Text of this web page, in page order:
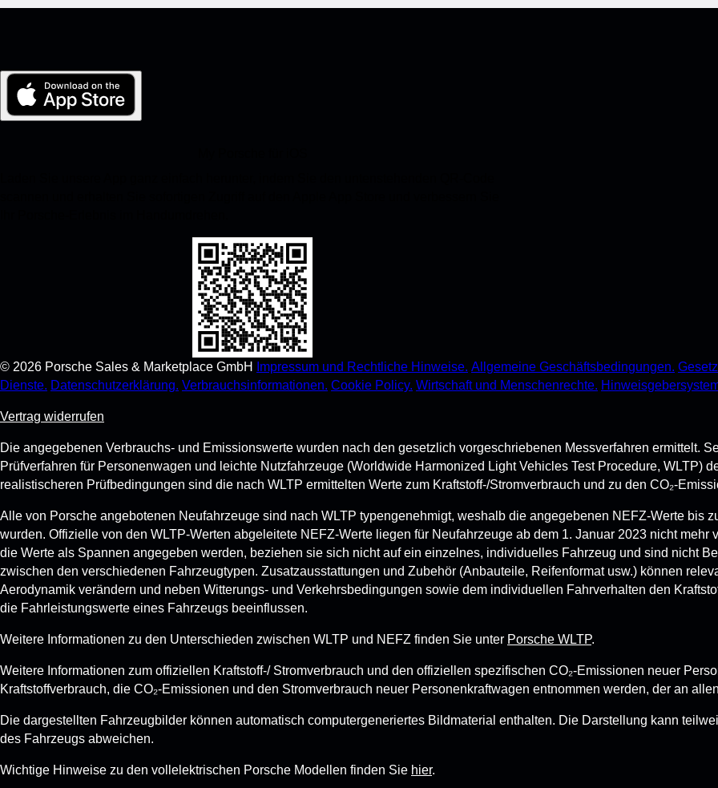
© 2026 Porsche Sales & Marketplace GmbH Impressum und Rechtliche Hinweise. Allgemeine Geschäftsbedingungen.
Dienste. Datenschutzerklärung. Verbrauchsinformationen. Cookie Policy. Wirtschaft und Menschenrechte.
Vertrag widerrufen
Die angegebenen Verbrauchs- und Emissionswerte wurden nach den gesetzlich vorgeschriebenen Messverfahren ermittelt.
Prüfverfahren für Personenwagen und leichte Nutzfahrzeuge (Worldwide Harmonized Light Vehicles Test Procedure, WLTP)
realistischeren Prüfbedingungen sind die nach WLTP ermittelten Werte zum Kraftstoff-/Stromverbrauch und zu den CO₂-
Alle von Porsche angebotenen Neufahrzeuge sind nach WLTP typengenehmigt, weshalb die angegebenen NEFZ-Werte bis
wurden. Offizielle von den WLTP-Werten abgeleitete NEFZ-Werte liegen für Neufahrzeuge ab dem 1. Januar 2023 nicht
die Werte als Spannen angegeben werden, beziehen sie sich nicht auf ein einzelnes, individuelles Fahrzeug und sind nicht
zwischen den verschiedenen Fahrzeugtypen. Zusatzausstattungen und Zubehör (Anbauteile, Reifenformat usw.) können
Aerodynamik verändern und neben Witterungs- und Verkehrsbedingungen sowie dem individuellen Fahrverhalten den
die Fahrleistungswerte eines Fahrzeugs beeinflussen.
Weitere Informationen zu den Unterschieden zwischen WLTP und NEFZ finden Sie unter Porsche WLTP.
Weitere Informationen zum offiziellen Kraftstoff-/ Stromverbrauch und den offiziellen spezifischen CO₂-Emissionen neuer
Kraftstoffverbrauch, die CO₂-Emissionen und den Stromverbrauch neuer Personenkraftwagen entnommen werden, der an
Die dargestellten Fahrzeugbilder können automatisch computergeneriertes Bildmaterial enthalten. Die Darstellung kann
des Fahrzeugs abweichen.
Wichtige Hinweise zu den vollelektrischen Porsche Modellen finden Sie hier.